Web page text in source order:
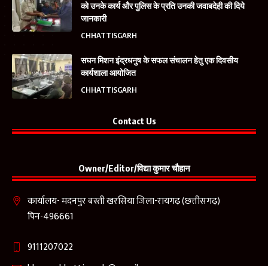
को उनके कार्य और पुलिस के प्रति उनकी जवाबदेही की दिये
जानकारी
CHHATTISGARH
सघन मिशन इंद्रधनुष के सफल संचालन हेतु एक दिवसीय
कार्यशाला आयोजित
CHHATTISGARH
Contact Us
Owner/Editor/विद्या कुमार चौहान
कार्यालय- मदनपुर बस्ती खरसिया जिला-रायगढ़ (छत्तीसगढ़)
पिन-496661
9111207022